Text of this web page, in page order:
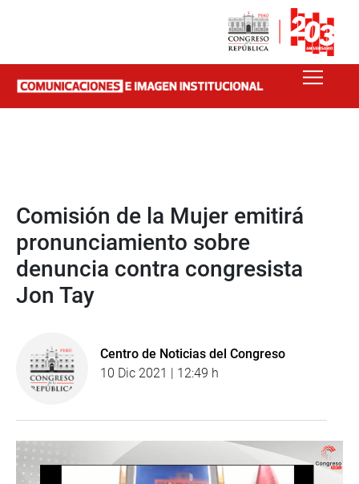
Comisión de la Mujer emitirá
pronunciamiento sobre
denuncia contra congresista
Jon Tay
Centro de Noticias del Congreso
10 Dic 2021 | 12:49 h